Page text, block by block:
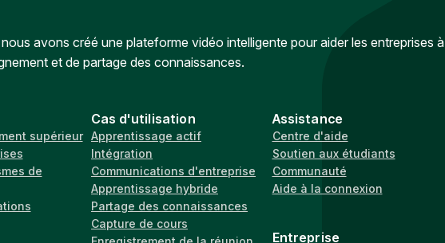
avons créé une plateforme vidéo intelligente pour aider les entreprises à
et de partage des connaissances.
supérieur
de
Cas d'utilisation
Apprentissage actif
Intégration
Communications d'entreprise
Apprentissage hybride
Partage des connaissances
Capture de cours
Assistance
Centre d'aide
Soutien aux étudiants
Communauté
Aide à la connexion
Entreprise